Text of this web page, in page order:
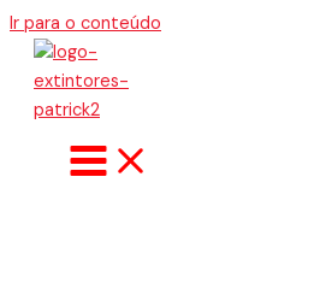
Ir para o conteúdo